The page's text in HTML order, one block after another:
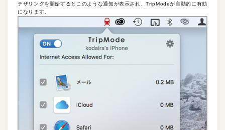
テザリングを開始するとこのような通知が表示され、TripModeが自動的に有効
になります。